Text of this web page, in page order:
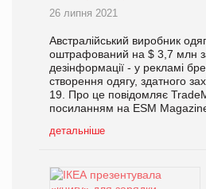
26 липня 2021
Австралійський виробник
оштрафований на $ 3,7 млн
дезінформації - у рекламі
створення одягу, здатного
19. Про це повідомляє
посиланням на ESM
детальніше